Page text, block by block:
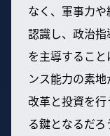
なく、軍事力
認識し、政治
を主導するこ
ンス能力の素
改革と投資を
る鍵となるだろ